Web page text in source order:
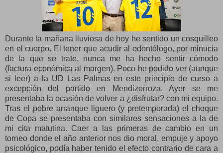
Durante la mañana lluviosa de hoy he sentido un cosquilleo
en el cuerpo. El tener que acudir al odontólogo, por minucia
de la que se trate, nunca me ha hecho sentir cómodo
(factura económica al margen). Poco he podido ver (aunque
si leer) a la UD Las Palmas en este principio de curso a
excepción del partido en Mendizorroza. Ayer se me
presentaba la ocasión de volver a ¿disfrutar? con mi equipo.
Tras el pobre arranque liguero (y pretemporada) el choque
de Copa se presentaba con similares sensaciones a la de
mi cita matutina. Caer a las primeras de cambio en un
torneo donde el año anterior nos dio moral, empuje y apoyo
psicológico, podía haber tenido el efecto contrario de cara a